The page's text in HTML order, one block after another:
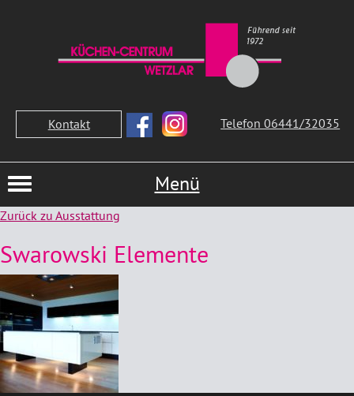
Kontakt Telefon 06441/32035
Menü
Zurück zu Ausstattung
Swarowski Elemente